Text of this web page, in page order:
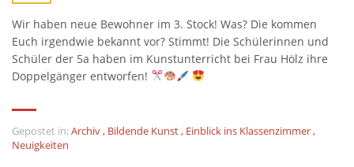
Wir haben neue Bewohner im 3. Stock! Was? Die kommen
Euch irgendwie bekannt vor? Stimmt! Die Schülerinnen und
Schüler der 5a haben im Kunstunterricht bei Frau Hölz ihre
Doppelgänger entworfen!
Gepostet in:Archiv, Bildende Kunst, Einblick ins Klassenzimmer,
Neuigkeiten